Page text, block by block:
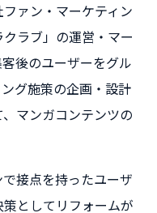
ァン・マーケティン
ラブ」の運営・マー
後のユーザーをグル
グ施策の企画・設計
マンガコンテンツの
接点を持ったユーザ
としてリフォームが